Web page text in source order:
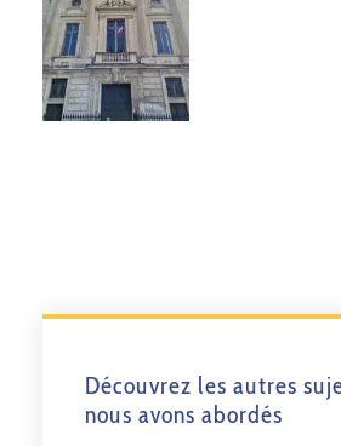
Découvrez les autres
nous avons abordés